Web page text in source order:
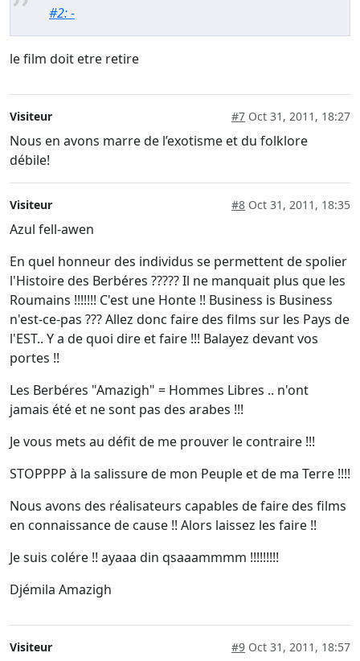
#2: -
le film doit etre retire
Visiteur #7 Oct 31, 2011, 18:27
Nous en avons marre de l’exotisme et du folklore
débile!
Visiteur #8 Oct 31, 2011, 18:35
Azul fell-awen
En quel honneur des individus se permettent de spolier
l'Histoire des Berbéres ????? Il ne manquait plus que les
Roumains !!!!!!! C'est une Honte !! Business is Business
n'est-ce-pas ??? Allez donc faire des films sur les Pays de
l'EST.. Y a de quoi dire et faire !!! Balayez devant vos
portes !!
Les Berbéres "Amazigh" = Hommes Libres .. n'ont
jamais été et ne sont pas des arabes !!!
Je vous mets au défit de me prouver le contraire !!!
STOPPPP à la salissure de mon Peuple et de ma Terre !!!!
Nous avons des réalisateurs capables de faire des films
en connaissance de cause !! Alors laissez les faire !!
Je suis colére !! ayaaa din qsaaammmm !!!!!!!!!
Djémila Amazigh
Visiteur #9 Oct 31, 2011, 18:57